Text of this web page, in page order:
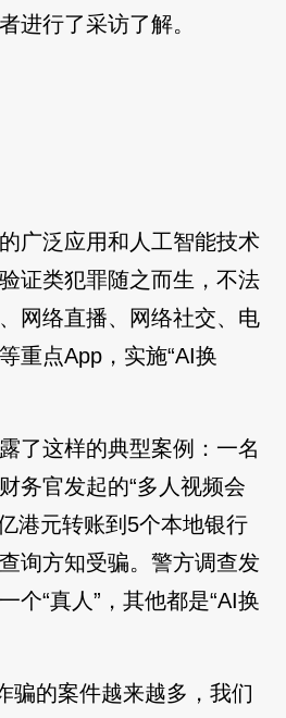
进行了采访了解。
广泛应用和人工智能技术
证类犯罪随之而生，不法
网络直播、网络社交、电
重点App，实施“AI换
了这样的典型案例：一名
务官发起的“多人视频会
港元转账到5个本地银行
询方知受骗。警方调查发
个“真人”，其他都是“AI换
骗的案件越来越多，我们